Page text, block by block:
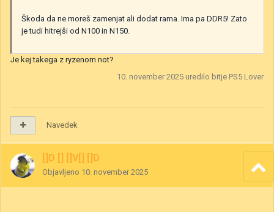
Škoda da ne moreš zamenjat ali dodat rama. Ima pa DDR5! Zato
je tudi hitrejši od N100 in N150.
Je kej takega z ryzenom not?
10. november 2025 uredilo bitje PS5 Lover
Navedek
[]D [] []V[] []D
Objavljeno 10. november 2025